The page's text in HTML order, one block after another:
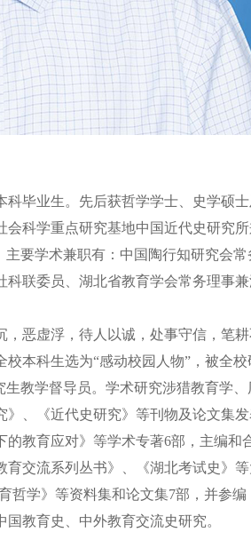
毕业生。先后获哲学学士、史学硕
科学重点研究基地中国近代史研究
要学术兼职有：中国陶行知研究会
联委员、湖北省教育学会常务理事
恶虚浮，待人以诚，处事守信，笔耕
本科生选为“感动校园人物”，被全
教学督导员。学术研究涉猎教育学、
、《近代史研究》等刊物及论文集发
教育应对》等学术专著6部，主编和
交流系列丛书》、《湖北考试史》
哲学》等资料集和论文集7部，并参编
教育史、中外教育交流史研究。